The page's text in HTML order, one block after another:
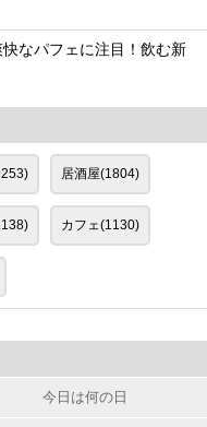
なパフェに注目！飲む新
居酒屋(1804)
カフェ(1130)
今日は何の日